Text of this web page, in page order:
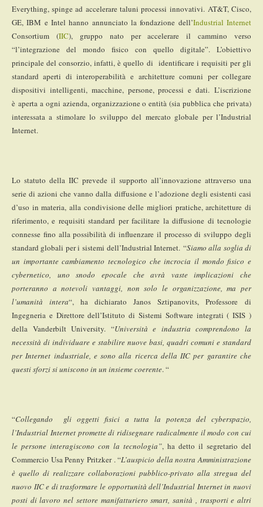
Everything, spinge ad accelerare taluni processi innovativi. AT&T, Cisco,
GE, IBM e Intel hanno annunciato la fondazione dell’Industrial Internet
Consortium (IIC), gruppo nato per accelerare il cammino verso
“l’integrazione del mondo fisico con quello digitale”. L’obiettivo
principale del consorzio, infatti, è quello di identificare i requisiti per gli
standard aperti di interoperabilità e architetture comuni per collegare
dispositivi intelligenti, macchine, persone, processi e dati. L’iscrizione
è aperta a ogni azienda, organizzazione o entità (sia pubblica che privata)
interessata a stimolare lo sviluppo del mercato globale per l’Industrial
Internet.
Lo statuto della IIC prevede il supporto all’innovazione attraverso una
serie di azioni che vanno dalla diffusione e l’adozione degli esistenti casi
d’uso in materia, alla condivisione delle migliori pratiche, architetture di
riferimento, e requisiti standard per facilitare la diffusione di tecnologie
connesse fino alla possibilità di influenzare il processo di sviluppo degli
standard globali per i sistemi dell’Industrial Internet. “Siamo alla soglia di
un importante cambiamento tecnologico che incrocia il mondo fisico e
cybernetico, uno snodo epocale che avrà vaste implicazioni che
porteranno a notevoli vantaggi, non solo le organizzazione, ma per
l’umanità intera“, ha dichiarato Janos Sztipanovits, Professore
di
Ingegneria e Direttore dell’Istituto di Sistemi Software integrati ( ISIS )
della Vanderbilt University. “Università e industria comprendono la
necessità di individuare e stabilire nuove basi, quadri comuni e standard
per Internet industriale, e sono alla ricerca della IIC per garantire che
questi sforzi si uniscono in un insieme coerente. “
“Collegando gli oggetti fisici a tutta la potenza del cyberspazio,
l’Industrial Internet promette di ridisegnare radicalmente il modo con cui
le persone interagiscono con la tecnologia”, ha detto il segretario del
Commercio Usa Penny Pritzker . “L’auspicio della nostra Amministrazione
è quello di realizzare collaborazioni pubblico-privato alla stregua del
nuovo IIC e di trasformare le opportunità dell’Industrial Internet in nuovi
posti di lavoro nel settore manifatturiero smart, sanità , trasporti e altri